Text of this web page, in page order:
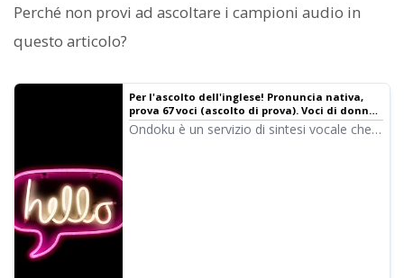
Perché non provi ad ascoltare i campioni audio in
questo articolo?
Per l'ascolto dell'inglese! Pronuncia nativa,
prova 67 voci (ascolto di prova). Voci di donne,
uomini, ragazze e ragazzi! | Software di
sintesi vocale Ondoku
Ondoku è un servizio di sintesi vocale che